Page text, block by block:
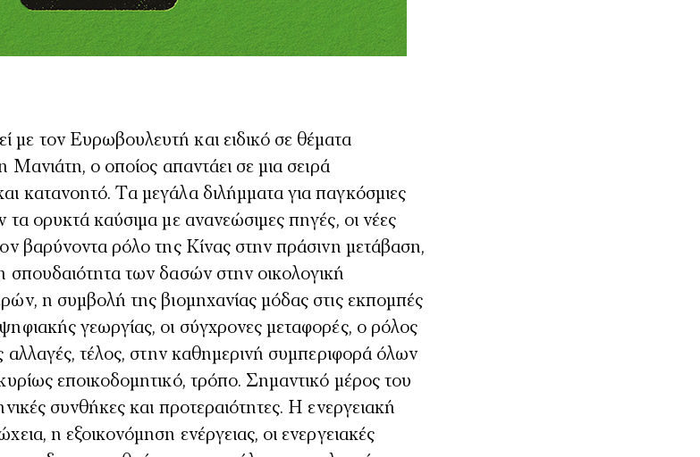
τον Ευρωβουλευτή και ειδικό σε θέματα
Μανιάτη, ο οποίος απαντάει σε μια σειρά
κατανοητό. Τα μεγάλα διλήμματα για παγκόσμιες
τα ορυκτά καύσιμα με ανανεώσιμες πηγές, οι νέες
βαρύνοντα ρόλο της Κίνας στην πράσινη μετάβαση,
σπουδαιότητα των δασών στην οικολογική
η συμβολή της βιομηχανίας μόδας στις εκπομπές
γεωργίας, οι σύγχρονες μεταφορές, ο ρόλος
αλλαγές, τέλος, στην καθημερινή συμπεριφορά όλων
εποικοδομητικό, τρόπο. Σημαντικό μέρος του
συνθήκες και προτεραιότητες. Η ενεργειακή
η εξοικονόμηση ενέργειας, οι ενεργειακές